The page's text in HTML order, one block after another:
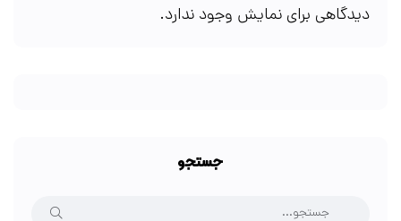
دیدگاهی برای نمایش وجود ندارد.
جستجو